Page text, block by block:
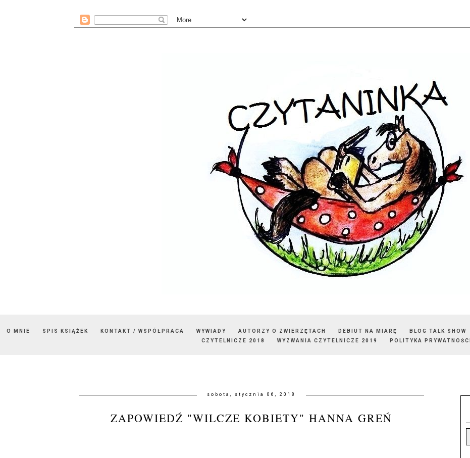
O MNIE SPIS KSIĄŻEK KONTAKT / WSPÓŁPRACA WYWIADY AUTORZY O ZWIERZĘTACH DEBIUT NA MIARĘ BLOG TALK SHOW
CZYTELNICZE 2018
WYZWANIA CZYTELNICZE 2019 POLITYKA PRYWATNOŚCI
sobota, stycznia 06, 2018
ZAPOWIEDŹ "WILCZE KOBIETY" HANNA GREŃ